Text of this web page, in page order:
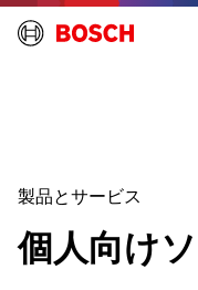
製品とサービス
個人向け